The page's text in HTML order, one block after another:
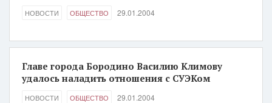
НОВОСТИ ОБЩЕСТВО 29.01.2004
Главе города Бородино Василию Климову
удалось наладить отношения с СУЭКом
НОВОСТИ ОБЩЕСТВО 29.01.2004